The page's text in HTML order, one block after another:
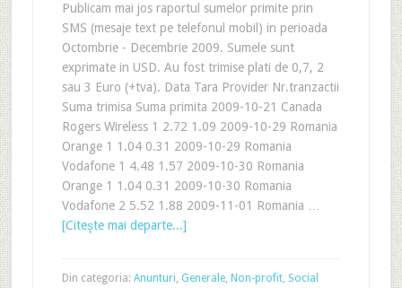
Publicam mai jos raportul sumelor primite prin
SMS (mesaje text pe telefonul mobil) in perioada
Octombrie - Decembrie 2009. Sumele sunt
exprimate in USD. Au fost trimise plati de 0,7, 2
sau 3 Euro (+tva). Data Tara Provider Nr.tranzactii
Suma trimisa Suma primita 2009-10-21 Canada
Rogers Wireless 1 2.72 1.09 2009-10-29 Romania
Orange 1 1.04 0.31 2009-10-29 Romania
Vodafone 1 4.48 1.57 2009-10-30 Romania
Orange 1 1.04 0.31 2009-10-30 Romania
Vodafone 2 5.52 1.88 2009-11-01 Romania …
[Citeşte mai departe...]
Din categoria: Anunturi, Generale, Non-profit, Social